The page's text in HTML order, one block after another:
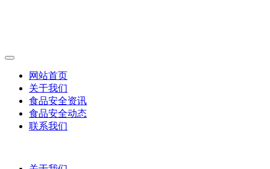
网站首页
关于我们
食品安全资讯
食品安全动态
联系我们